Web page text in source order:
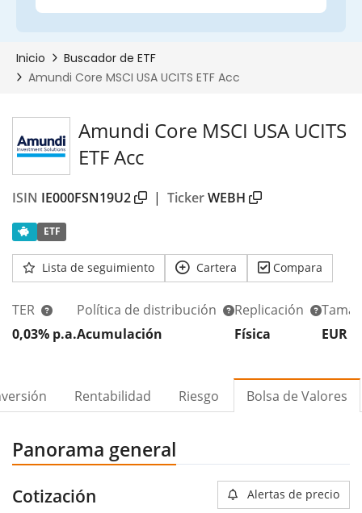
Amundi Core MSCI USA UCITS
ETF Acc
ISIN IE000FSN19U2 | TickerWEBH
ETF
Lista de seguimiento Cartera Compara
TER
0,03% p.a.
Política de distribución
Acumulación
Replicación
Física
EUR
Rentabilidad Riesgo Bolsa de Valores
Panorama general
Cotización Alertas de precio